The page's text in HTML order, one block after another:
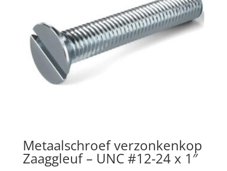
Metaalschroef verzonkenkop
Zaaggleuf – UNC #12-24 x 1″